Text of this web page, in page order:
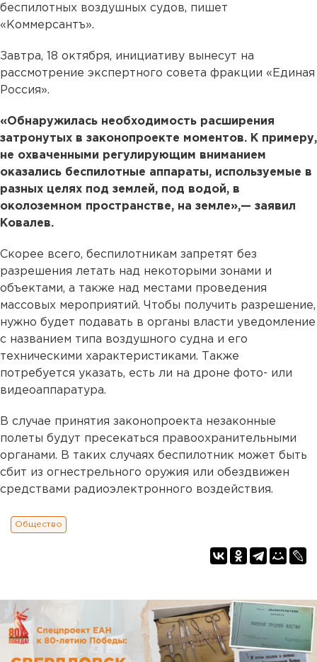
беспилотных воздушных судов, пишет
«Коммерсантъ».
Завтра, 18 октября, инициативу вынесут на
рассмотрение экспертного совета фракции «Единая
Россия».
«Обнаружилась необходимость расширения
затронутых в законопроекте моментов. К примеру,
не охваченными регулирующим вниманием
оказались беспилотные аппараты, используемые в
разных целях под землей, под водой, в
околоземном пространстве, на земле»,— заявил
Ковалев.
Скорее всего, беспилотникам запретят без
разрешения летать над некоторыми зонами и
объектами, а также над местами проведения
массовых мероприятий. Чтобы получить разрешение,
нужно будет подавать в органы власти уведомление
с названием типа воздушного судна и его
техническими характеристиками. Также
потребуется указать, есть ли на дроне фото- или
видеоаппаратура.
В случае принятия законопроекта незаконные
полеты будут пресекаться правоохранительными
органами. В таких случаях беспилотник может быть
сбит из огнестрельного оружия или обездвижен
средствами радиоэлектронного воздействия.
Общество